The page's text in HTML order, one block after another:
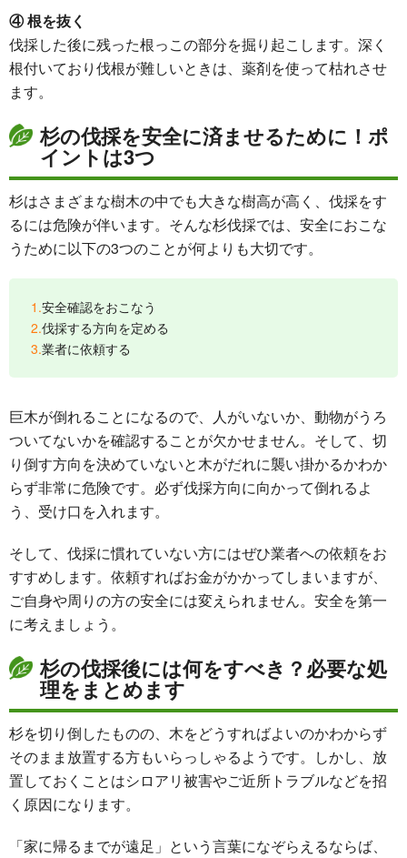
④ 根を抜く
伐採した後に残った根っこの部分を掘り起こします。深く
根付いており伐根が難しいときは、薬剤を使って枯れさせ
ます。
杉の伐採を安全に済ませるために！ポ
イントは3つ
杉はさまざまな樹木の中でも大きな樹高が高く、伐採をす
るには危険が伴います。そんな杉伐採では、安全におこな
うために以下の3つのことが何よりも大切です。
安全確認をおこなう
伐採する方向を定める
業者に依頼する
巨木が倒れることになるので、人がいないか、動物がうろ
ついてないかを確認することが欠かせません。そして、切
り倒す方向を決めていないと木がだれに襲い掛かるかわか
らず非常に危険です。必ず伐採方向に向かって倒れるよ
う、受け口を入れます。
そして、伐採に慣れていない方にはぜひ業者への依頼をお
すすめします。依頼すればお金がかかってしまいますが、
ご自身や周りの方の安全には変えられません。安全を第一
に考えましょう。
杉の伐採後には何をすべき？必要な処
理をまとめます
杉を切り倒したものの、木をどうすればよいのかわからず
そのまま放置する方もいらっしゃるようです。しかし、放
置しておくことはシロアリ被害やご近所トラブルなどを招
く原因になります。
「家に帰るまでが遠足」という言葉になぞらえるならば、